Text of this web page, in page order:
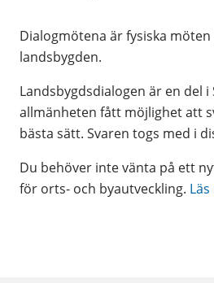
Dialogmötena är fysiska
landsbygden.
Landsbygdsdialogen är en del
allmänheten fått möjlighet att
bästa sätt. Svaren togs med i
Du behöver inte vänta på ett
för orts- och byautveckling.